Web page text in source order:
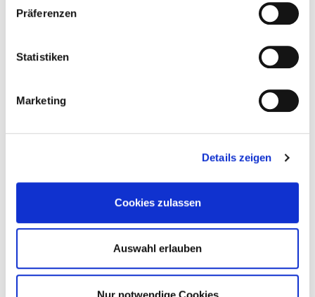
Präferenzen
Statistiken
Marketing
Details zeigen
Cookies zulassen
Auswahl erlauben
Nur notwendige Cookies
Ryan Energy LTd